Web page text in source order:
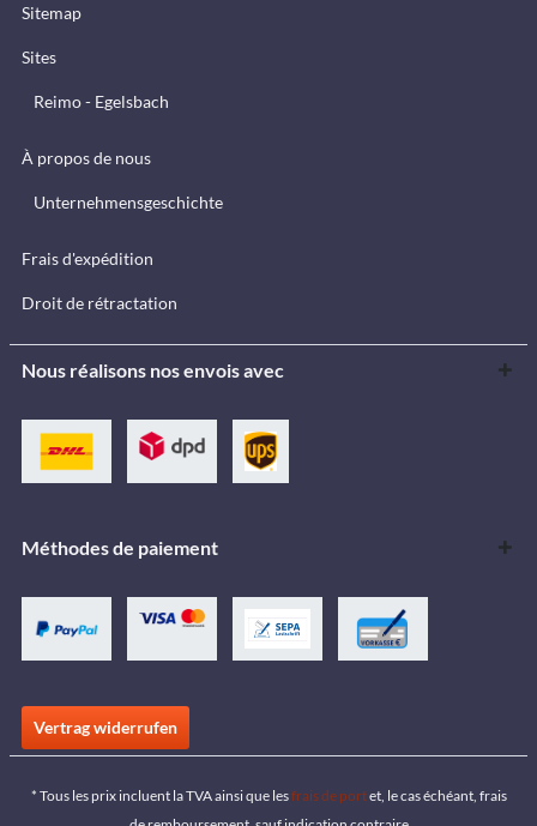
Sitemap
Sites
Reimo - Egelsbach
À propos de nous
Unternehmensgeschichte
Frais d'expédition
Droit de rétractation
Nous réalisons nos envois avec
Méthodes de paiement
Vertrag widerrufen
* Tous les prix incluent la TVA ainsi que lesfrais de portet, le cas échéant, frais